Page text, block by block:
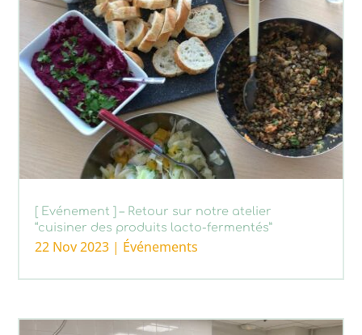
[ Evénement ] – Retour sur notre atelier
“cuisiner des produits lacto-fermentés”
22 Nov 2023 | Événements